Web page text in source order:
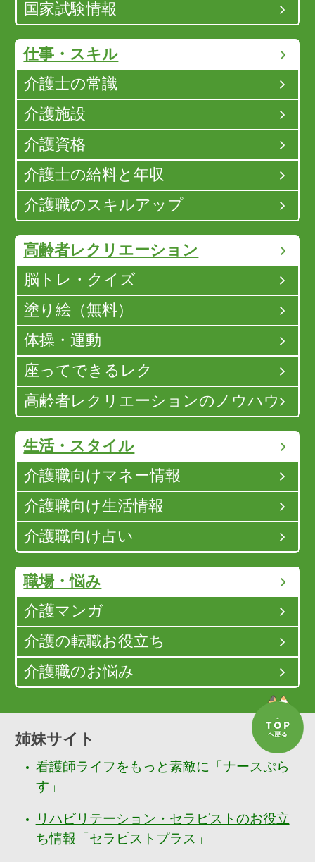
国家試験情報
仕事・スキル
介護士の常識
介護施設
介護資格
介護士の給料と年収
介護職のスキルアップ
高齢者レクリエーション
脳トレ・クイズ
塗り絵（無料）
体操・運動
座ってできるレク
高齢者レクリエーションのノウハウ
生活・スタイル
介護職向けマネー情報
介護職向け生活情報
介護職向け占い
職場・悩み
介護マンガ
介護の転職お役立ち
介護職のお悩み
姉妹サイト
看護師ライフをもっと素敵に「ナースぷら
す」
リハビリテーション・セラピストのお役立
ち情報「セラピストプラス」